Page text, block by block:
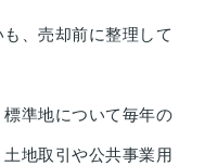
、売却前に整理して
準地について毎年の
地取引や公共事業用